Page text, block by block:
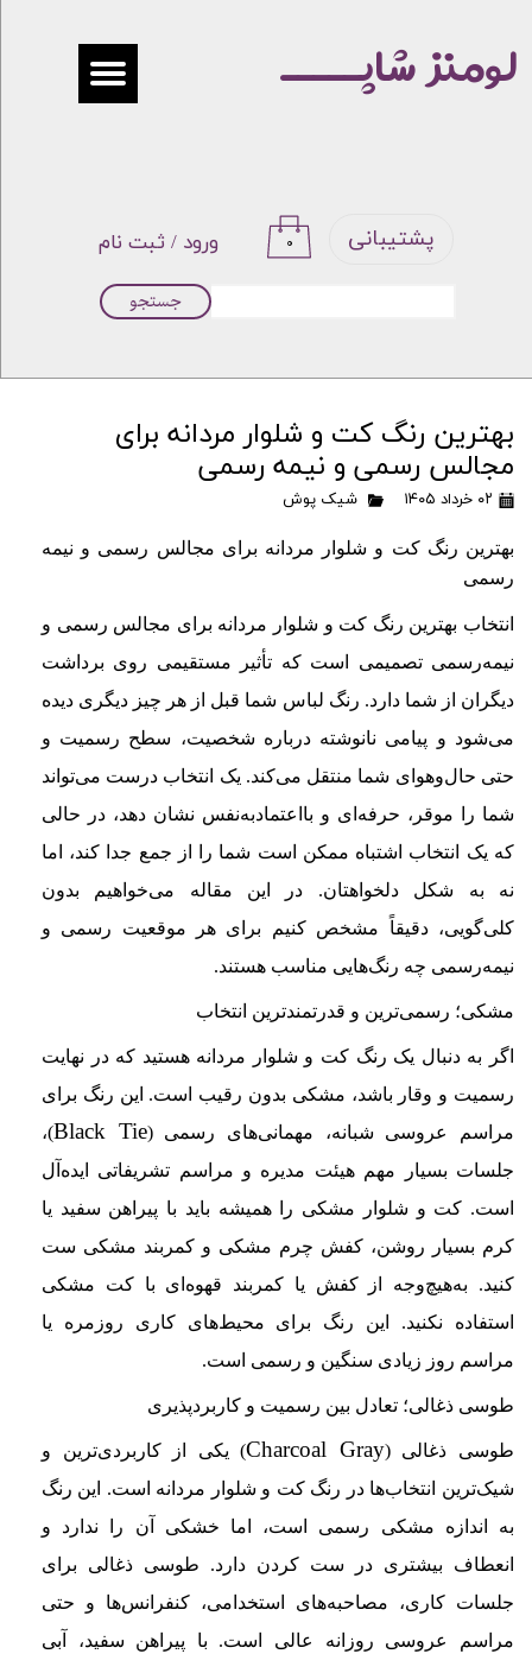
ورود / ثبت نام
حساب کاربری من
خروج از حساب کاربری
۰ پشتیبانی
جستجو
لومنز شاپـــــ
بهترین رنگ کت و شلوار مردانه برای
مجالس رسمی و نیمه‌ رسمی
۰۲ خرداد ۱۴۰۵ شیک پوش
بهترین رنگ کت و شلوار مردانه برای مجالس رسمی و نیمه‌
رسمی
انتخاب بهترین رنگ کت و شلوار مردانه برای مجالس رسمی و
نیمه‌رسمی تصمیمی است که تأثیر مستقیمی روی برداشت
دیگران از شما دارد. رنگ لباس شما قبل از هر چیز دیگری دیده
می‌شود و پیامی نانوشته درباره شخصیت، سطح رسمیت و
حتی حال‌وهوای شما منتقل می‌کند. یک انتخاب درست می‌تواند
شما را موقر، حرفه‌ای و بااعتمادبه‌نفس نشان دهد، در حالی
که یک انتخاب اشتباه ممکن است شما را از جمع جدا کند، اما
نه به شکل دلخواهتان. در این مقاله می‌خواهیم بدون
کلی‌گویی، دقیقاً مشخص کنیم برای هر موقعیت رسمی و
نیمه‌رسمی چه رنگ‌هایی مناسب هستند.
مشکی؛ رسمی‌ترین و قدرتمندترین انتخاب
اگر به دنبال یک رنگ کت و شلوار مردانه هستید که در نهایت
رسمیت و وقار باشد، مشکی بدون رقیب است. این رنگ برای
مراسم عروسی شبانه، مهمانی‌های رسمی (Black Tie)،
جلسات بسیار مهم هیئت مدیره و مراسم تشریفاتی ایده‌آل
است. کت و شلوار مشکی را همیشه باید با پیراهن سفید یا
کرم بسیار روشن، کفش چرم مشکی و کمربند مشکی ست
کنید. به‌هیچ‌وجه از کفش یا کمربند قهوه‌ای با کت مشکی
استفاده نکنید. این رنگ برای محیط‌های کاری روزمره یا
مراسم روز زیادی سنگین و رسمی است.
طوسی ذغالی؛ تعادل بین رسمیت و کاربردپذیری
طوسی ذغالی (Charcoal Gray) یکی از کاربردی‌ترین و
شیک‌ترین انتخاب‌ها در رنگ کت و شلوار مردانه است. این رنگ
به اندازه مشکی رسمی است، اما خشکی آن را ندارد و
انعطاف بیشتری در ست کردن دارد. طوسی ذغالی برای
جلسات کاری، مصاحبه‌های استخدامی، کنفرانس‌ها و حتی
مراسم عروسی روزانه عالی است. با پیراهن سفید، آبی